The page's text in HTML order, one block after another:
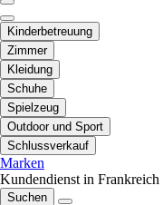
Kinderbetreuung
Zimmer
Kleidung
Schuhe
Spielzeug
Outdoor und Sport
Schlussverkauf
Marken
Kundendienst in Frankreich
Suchen